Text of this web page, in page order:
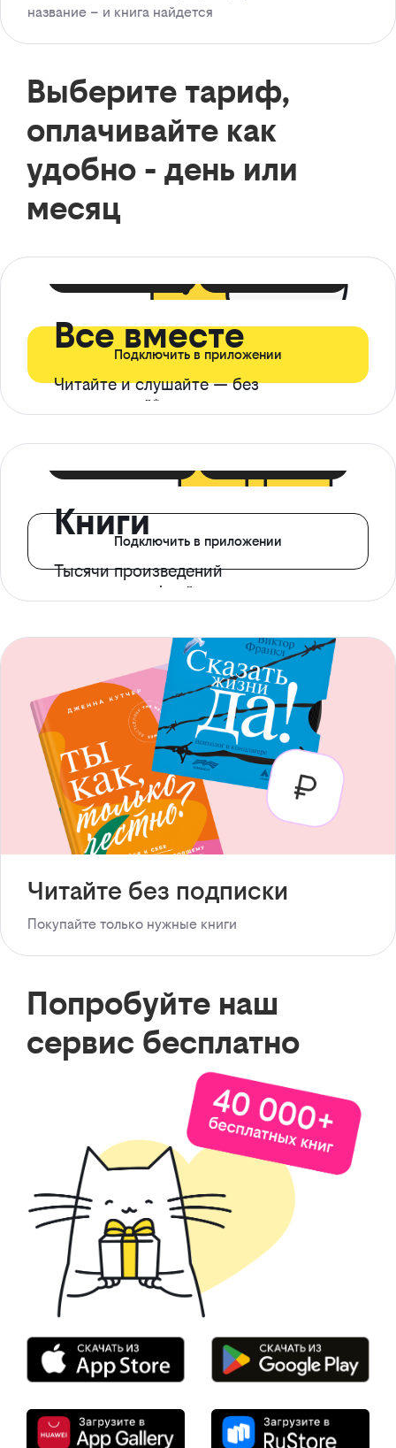
название – и книга найдется
Выберите тариф,
оплачивайте как
удобно - день или
месяц
Все вместе
Читайте и слушайте — без
ограничений*
Подключить в приложении
Книги
Тысячи произведений
с доступом офлайн
Подключить в приложении
Читайте без подписки
Покупайте только нужные книги
Попробуйте наш
сервис бесплатно